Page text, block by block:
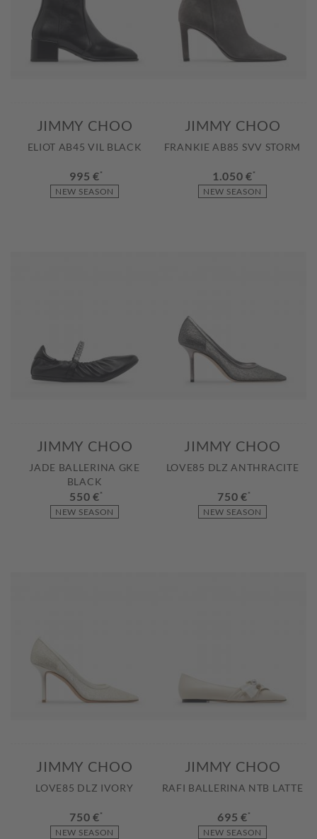
NEW SEASON
JIMMY CHOO
ELIOT AB45 VIL BLACK
995 €*
NEW SEASON
JIMMY CHOO
FRANKIE AB85 SVV STORM
1.050 €*
NEW SEASON
JIMMY CHOO
JADE BALLERINA GKE
BLACK
550 €*
NEW SEASON
JIMMY CHOO
LOVE85 DLZ ANTHRACITE
750 €*
NEW SEASON
JIMMY CHOO
LOVE85 DLZ IVORY
750 €*
NEW SEASON
JIMMY CHOO
RAFI BALLERINA NTB LATTE
695 €*